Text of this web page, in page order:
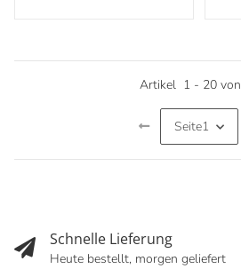
Artikel 1 - 20 von
Seite1
Schnelle Lieferung
Heute bestellt, morgen geliefert